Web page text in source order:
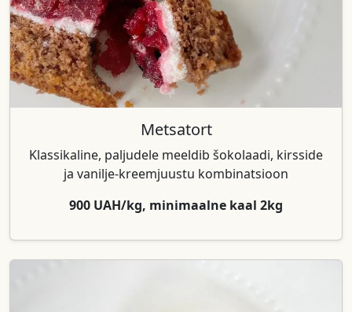
Metsatort
Klassikaline, paljudele meeldib šokolaadi, kirsside
ja vanilje-kreemjuustu kombinatsioon
900 UAH/kg, minimaalne kaal 2kg